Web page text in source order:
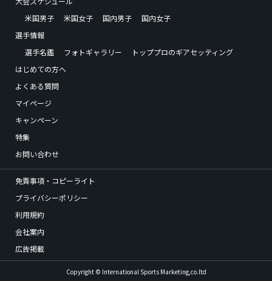
米国男子
米国女子 国内男子
国内女子
選手情報
選手名鑑
フォトギャラリー
トッププロのギアセッティング
はじめての方へ
よくある質問
マイページ
キャンペーン
特集
お問い合わせ
免責事項・コピーライト
プライバシーポリシー
利用規約
会社案内
広告掲載
Copyright © International Sports Marketing,co.ltd